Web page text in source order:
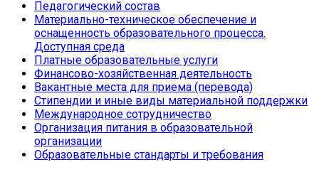
Педагогический состав
Материально-техническое обеспечение и
оснащенность образовательного процесса.
Доступная среда
Платные образовательные услуги
Финансово-хозяйственная деятельность
Вакантные места для приема (перевода)
Стипендии и иные виды материальной поддержки
Международное сотрудничество
Организация питания в образовательной
организации
Образовательные стандарты и требования